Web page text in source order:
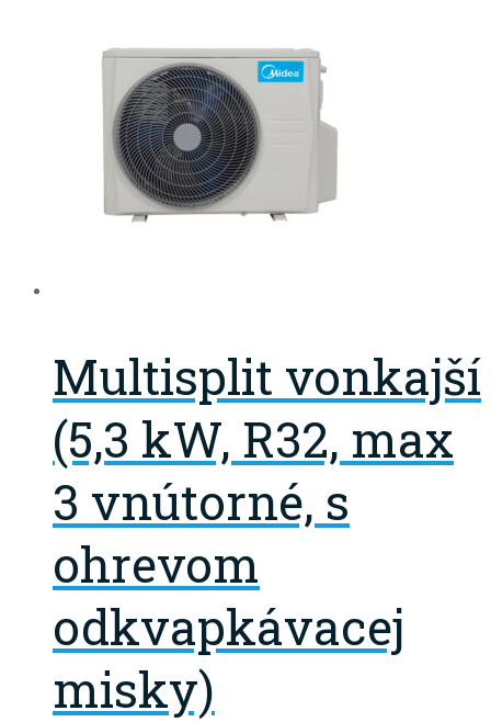
Multisplit vonkajší
(5,3 kW, R32, max
3 vnútorné, s
ohrevom
odkvapkávacej
misky)